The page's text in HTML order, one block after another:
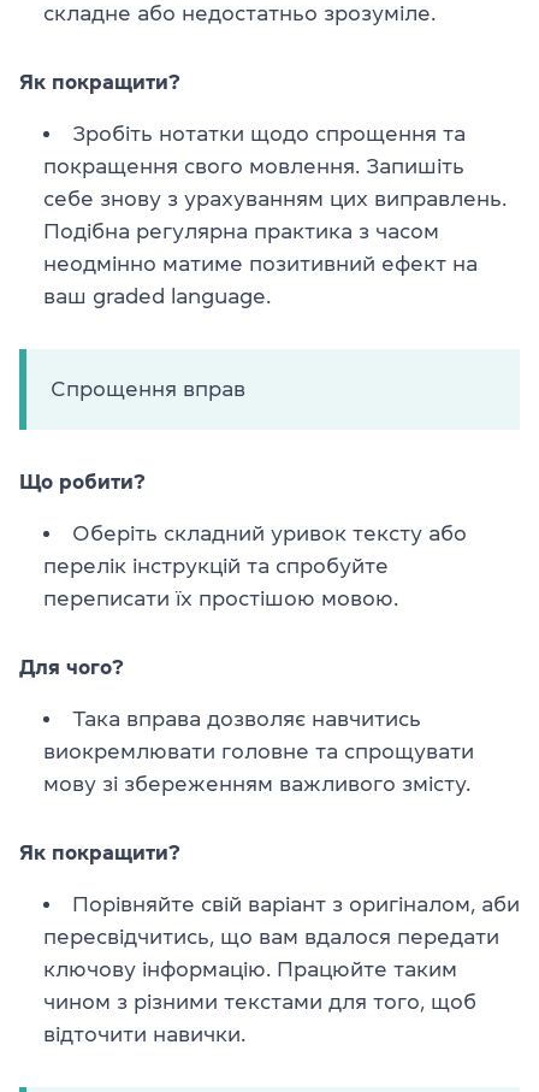
складне або недостатньо зрозуміле.
Як покращити?
Зробіть нотатки щодо спрощення та
покращення свого мовлення. Запишіть
себе знову з урахуванням цих виправлень.
Подібна регулярна практика з часом
неодмінно матиме позитивний ефект на
ваш graded language.
Спрощення вправ
Що робити?
Оберіть складний уривок тексту або
перелік інструкцій та спробуйте
переписати їх простішою мовою.
Для чого?
Така вправа дозволяє навчитись
виокремлювати головне та спрощувати
мову зі збереженням важливого змісту.
Як покращити?
Порівняйте свій варіант з оригіналом, аби
пересвідчитись, що вам вдалося передати
ключову інформацію. Працюйте таким
чином з різними текстами для того, щоб
відточити навички.